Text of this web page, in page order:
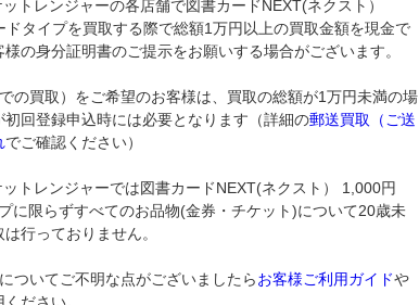
トレンジャーの各店舗で図書カードNEXT(ネクスト）
タイプを買取する際で総額1万円以上の買取金額を現金で
の身分証明書のご提示をお願いする場合がございます。
の買取）をご希望のお客様は、買取の総額が1万円未満の場
回登録申込時には必要となります（詳細の郵送買取（ご送
でご確認ください）
トレンジャーでは図書カードNEXT(ネクスト） 1,000円
限らずすべてのお品物(金券・チケット)について20歳未
行っておりません。
ついてご不明な点がございましたらお客様ご利用ガイドや